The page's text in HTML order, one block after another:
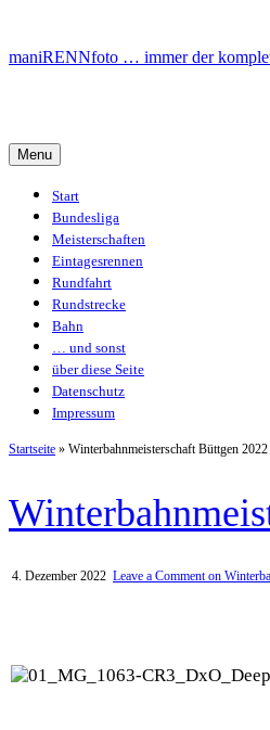
content
maniRENNfoto … immer der
Menu
Start
Bundesliga
Meisterschaften
Eintagesrennen
Rundfahrt
Rundstrecke
Bahn
… und sonst
über diese Seite
Datenschutz
Impressum
Startseite » Winterbahnmeisterschaft Büttgen
4. Dezember 2022 Leave a Comment on